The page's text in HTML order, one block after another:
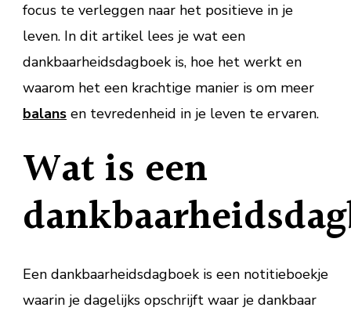
focus te verleggen naar het positieve in je
leven. In dit artikel lees je wat een
dankbaarheidsdagboek is, hoe het werkt en
waarom het een krachtige manier is om meer
balans en tevredenheid in je leven te ervaren.
Wat is een
Een dankbaarheidsdagboek is een notitieboekje
waarin je dagelijks opschrijft waar je dankbaar